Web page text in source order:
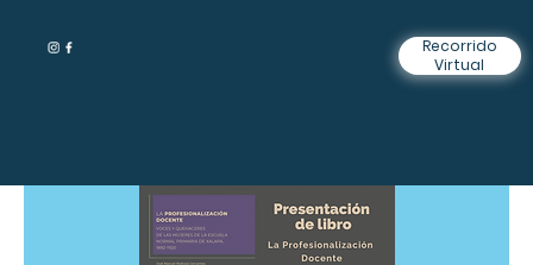
Recorrido
Virtual